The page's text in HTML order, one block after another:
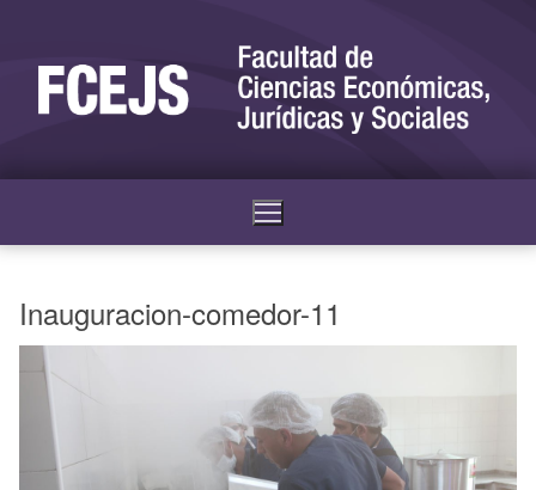
Inauguracion-comedor-11